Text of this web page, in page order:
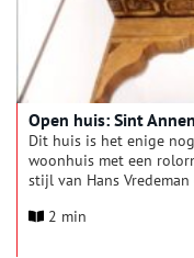
Open huis: Sint
Dit huis is het enige
woonhuis met een
stijl van Hans
2 min